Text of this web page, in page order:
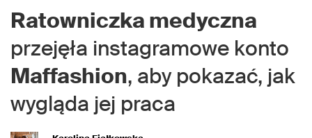
Ratowniczka medyczna
przejęła instagramowe konto
Maffashion, aby pokazać, jak
wygląda jej praca